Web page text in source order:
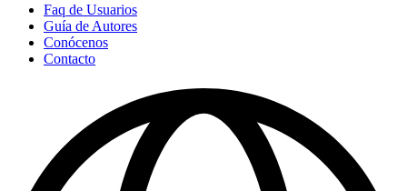
Faq de Usuarios
Guía de Autores
Conócenos
Contacto